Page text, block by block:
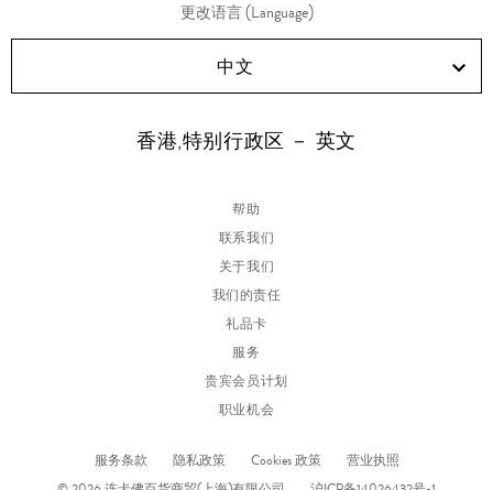
更改语言 (Language)
中文
香港,特别行政区 － 英文
帮助
联系我们
关于我们
我们的责任
礼品卡
服务
贵宾会员计划
职业机会
服务条款 隐私政策 Cookies 政策
营业执照